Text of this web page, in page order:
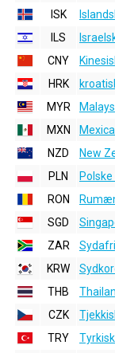
ISK
ILS
CNY
HRK
MYR
MXN
NZD
New
PLN
RON
SGD
ZAR
KRW
THB
CZK
TRY